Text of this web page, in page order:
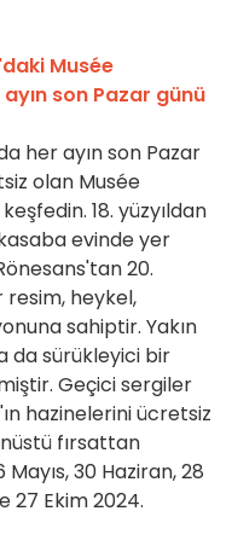
Musée
son Pazar günü
her ayın son Pazar
olan Musée
18. yüzyıldan
evinde yer
20.
resim, heykel,
sahiptir. Yakın
da sürükleyici bir
Geçici sergiler
hazinelerini ücretsiz
fırsattan
30 Haziran, 28
27 Ekim 2024.